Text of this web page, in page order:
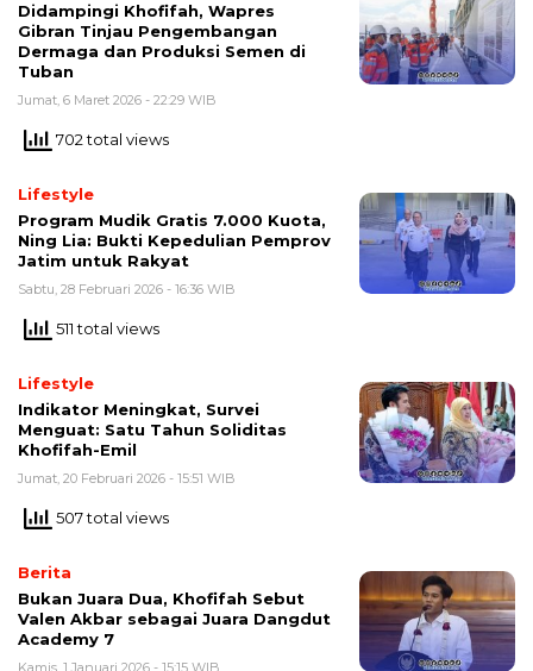
Didampingi Khofifah, Wapres
Gibran Tinjau Pengembangan
Dermaga dan Produksi Semen di
Tuban
Jumat, 6 Maret 2026 - 22:29 WIB
702 total views
Lifestyle
Program Mudik Gratis 7.000 Kuota,
Ning Lia: Bukti Kepedulian Pemprov
Jatim untuk Rakyat
Sabtu, 28 Februari 2026 - 16:36 WIB
511 total views
Lifestyle
Indikator Meningkat, Survei
Menguat: Satu Tahun Soliditas
Khofifah-Emil
Jumat, 20 Februari 2026 - 15:51 WIB
507 total views
Berita
Bukan Juara Dua, Khofifah Sebut
Valen Akbar sebagai Juara Dangdut
Academy 7